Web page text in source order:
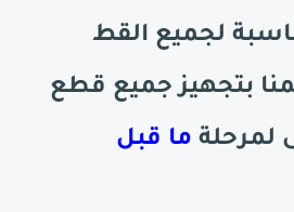
لجميع القط
بتجهيز جميع قطع
لمرحلة ما قبل